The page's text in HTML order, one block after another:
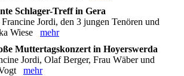
Schlager-Treff in Gera
Jordi, den 3 jungen Tenören und
Wiese mehr
Muttertagskonzert in Hoyerswerda
Jordi, Olaf Berger, Frau Wäber und
mehr